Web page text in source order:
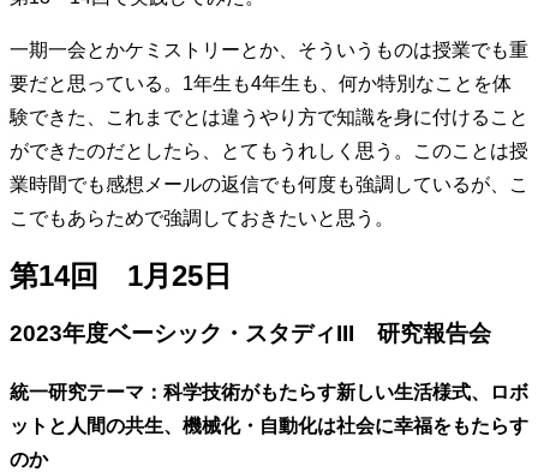
一期一会とかケミストリーとか、そういうものは授業でも重
要だと思っている。1年生も4年生も、何か特別なことを体
験できた、これまでとは違うやり方で知識を身に付けること
ができたのだとしたら、とてもうれしく思う。このことは授
業時間でも感想メールの返信でも何度も強調しているが、こ
こでもあらためで強調しておきたいと思う。
第14回 1月25日
2023年度ベーシック・スタディIII 研究報告会
統一研究テーマ：科学技術がもたらす新しい生活様式、ロボ
ットと人間の共生、機械化・自動化は社会に幸福をもたらす
のか